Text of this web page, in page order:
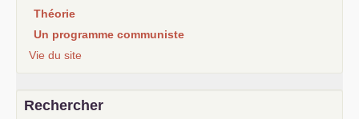
Théorie
Un programme communiste
Vie du site
Rechercher